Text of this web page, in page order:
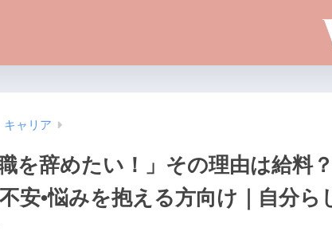
キャリア
職を辞めたい！」その理由は給料
安•悩みを抱える方向け｜自分